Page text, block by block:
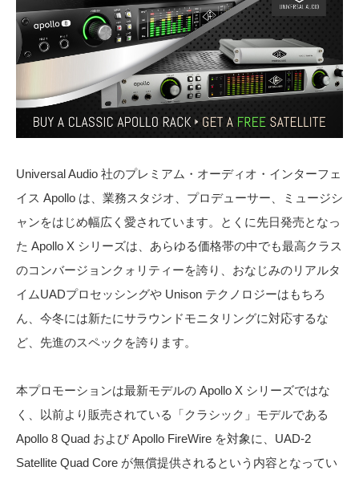
Universal Audio 社のプレミアム・オーディオ・インターフェ
イス Apollo は、業務スタジオ、プロデューサー、ミュージシ
ャンをはじめ幅広く愛されています。とくに先日発売となっ
た Apollo X シリーズは、あらゆる価格帯の中でも最高クラス
のコンバージョンクォリティーを誇り、おなじみのリアルタ
イムUADプロセッシングや Unison テクノロジーはもちろ
ん、今冬には新たにサラウンドモニタリングに対応するな
ど、先進のスペックを誇ります。
本プロモーションは最新モデルの Apollo X シリーズではな
く、以前より販売されている「クラシック」モデルである
Apollo 8 Quad および Apollo FireWire を対象に、UAD-2
Satellite Quad Core が無償提供されるという内容となってい